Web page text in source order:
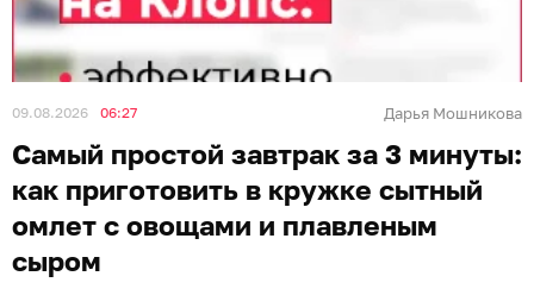
09.08.2026 06:27 Дарья Мошникова
Самый простой завтрак за 3 минуты:
как приготовить в кружке сытный
омлет с овощами и плавленым
сыром